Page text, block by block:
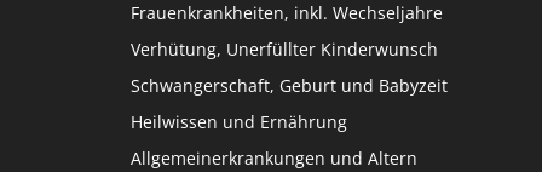
Frauenkrankheiten, inkl. Wechseljahre
Verhütung, Unerfüllter Kinderwunsch
Schwangerschaft, Geburt und Babyzeit
Heilwissen und Ernährung
Allgemeinerkrankungen und Altern